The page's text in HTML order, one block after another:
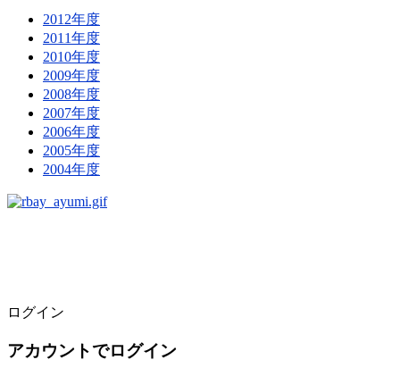
2012年度
2011年度
2010年度
2009年度
2008年度
2007年度
2006年度
2005年度
2004年度
ログイン
アカウントでログイン